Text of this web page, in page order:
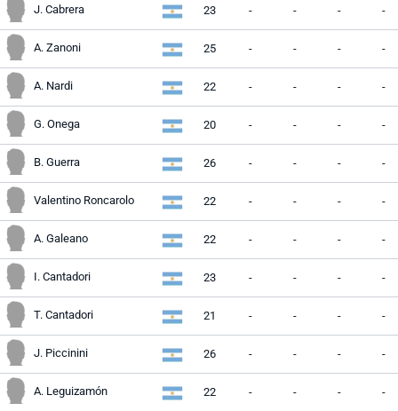
J. Cabrera 23 - - - -
A. Zanoni 25 - - - -
A. Nardi 22 - - - -
G. Onega 20 - - - -
B. Guerra 26 - - - -
Valentino Roncarolo 22 - - - -
A. Galeano 22 - - - -
I. Cantadori 23 - - - -
T. Cantadori 21 - - - -
J. Piccinini 26 - - - -
A. Leguizamón 22 - - - -